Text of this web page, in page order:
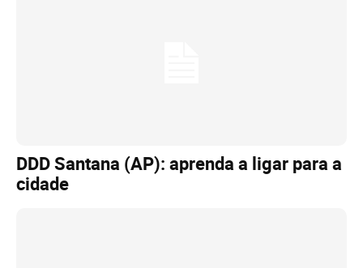
DDD Santana (AP): aprenda a ligar para a
cidade